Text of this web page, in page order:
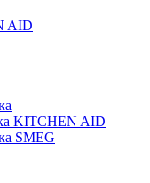
AID
KITCHEN AID
SMEG